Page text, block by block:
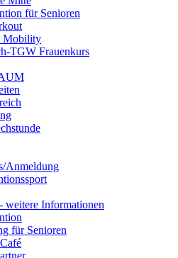
für Senioren
Mobility
TGW Frauenkurs
Anmeldung
weitere Informationen
für Senioren